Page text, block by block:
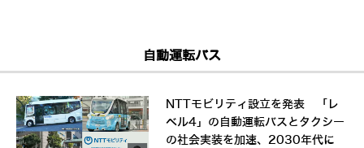
自動運転バス
NTTモビリティ設立を発表 「レ
ベル4」の自動運転バスとタクシー
の社会実装を加速、2030年代に